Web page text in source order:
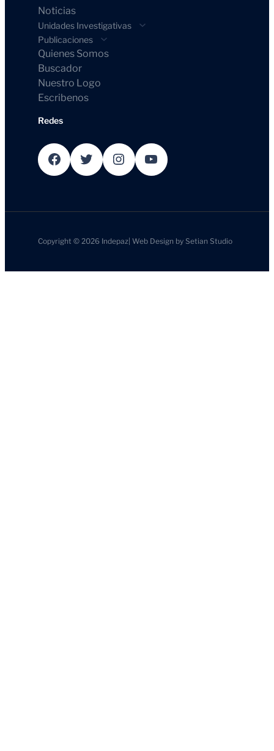
Noticias
Unidades Investigativas
Publicaciones
Quienes Somos
Buscador
Nuestro Logo
Escribenos
Redes
Facebook Twitter Instagram YouTube
Copyright © 2026 Indepaz|Web Design bySetian Studio